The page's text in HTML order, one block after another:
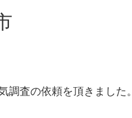
調査の依頼を頂きました。